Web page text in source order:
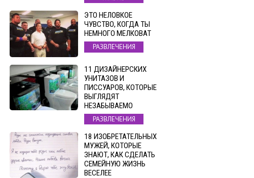
ЭТО НЕЛОВКОЕ
ЧУВСТВО, КОГДА ТЫ
НЕМНОГО МЕЛКОВАТ
РАЗВЛЕЧЕНИЯ
11 ДИЗАЙНЕРСКИХ
УНИТАЗОВ И
ПИССУАРОВ, КОТОРЫЕ
ВЫГЛЯДЯТ
НЕЗАБЫВАЕМО
РАЗВЛЕЧЕНИЯ
18 ИЗОБРЕТАТЕЛЬНЫХ
МУЖЕЙ, КОТОРЫЕ
ЗНАЮТ, КАК СДЕЛАТЬ
СЕМЕЙНУЮ ЖИЗНЬ
ВЕСЕЛЕЕ